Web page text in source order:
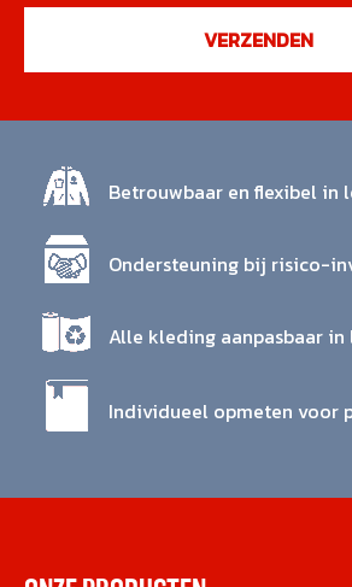
Betrouwbaar en flexibel in
Ondersteuning bij risico-
Alle kleding aanpasbaar
Individueel opmeten voor